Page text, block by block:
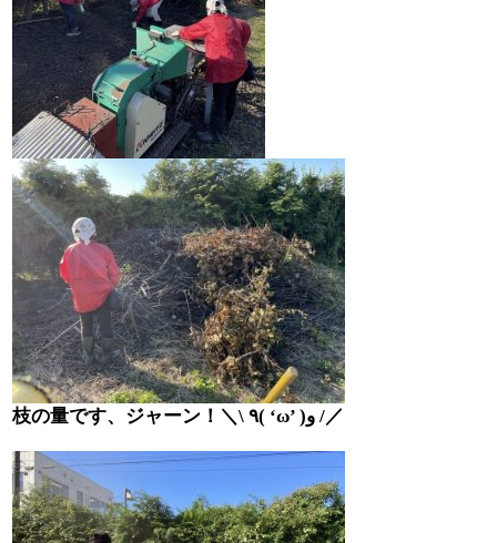
枝の量です、ジャーン！＼\٩( ‘ω’ )و /／